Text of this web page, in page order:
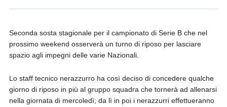
Seconda sosta stagionale per il campionato di Serie B che nel
prossimo weekend osserverà un turno di riposo per lasciare
spazio agli impegni delle varie Nazionali.
Lo staff tecnico nerazzurro ha così deciso di concedere qualche
giorno di riposo in più al gruppo squadra che tornerà ad allenarsi
nella giornata di mercoledì; da lì in poi i nerazzurri effettueranno